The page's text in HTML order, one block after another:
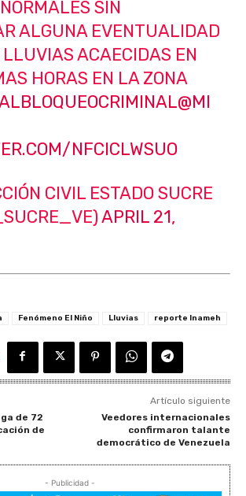
SIN
ALGUNA EVENTUALIDAD
ACAECIDAS EN
HORAS EN LA ZONA
@MI
NFCICLWSUO
CIVIL ESTADO SUCRE
APRIL 21,
Fenómeno El Niño Lluvias reporte Inameh
de 72
de
Artículo siguiente
Veedores internacionales
confirmaron talante
democrático de Venezuela
- Publicidad -